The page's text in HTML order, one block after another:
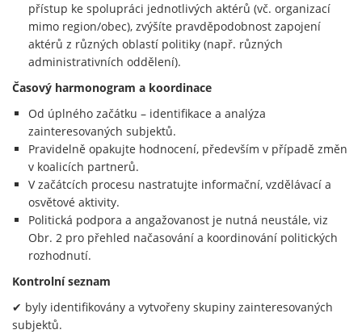
přístup ke spolupráci jednotlivých aktérů (vč. organizací
mimo region/obec), zvýšíte pravděpodobnost zapojení
aktérů z různých oblastí politiky (např. různých
administrativních oddělení).
Časový harmonogram a koordinace
Od úplného začátku – identifikace a analýza
zainteresovaných subjektů.
Pravidelně opakujte hodnocení, především v případě změn
v koalicích partnerů.
V začátcích procesu nastratujte informační, vzdělávací a
osvětové aktivity.
Politická podpora a angažovanost je nutná neustále, viz
Obr. 2 pro přehled načasování a koordinování politických
rozhodnutí.
Kontrolní seznam
✔ byly identifikovány a vytvořeny skupiny zainteresovaných
subjektů.